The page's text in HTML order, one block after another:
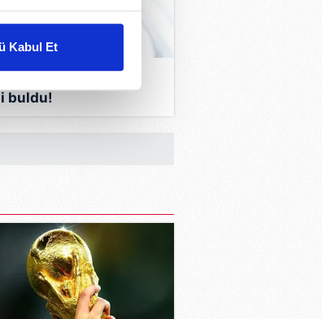
karşılamak
Bu
yönelik
bilgi için Ayarlar
sitemizde ilgili
Kabul Et
Soccer Ödülleri,
buldu!